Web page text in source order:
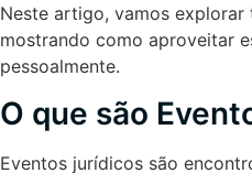
Neste artigo, vamos explorar
mostrando como aproveitar
pessoalmente.
O que são
Eventos jurídicos são